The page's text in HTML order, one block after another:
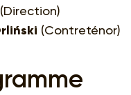
(Direction)
(Contreténor)